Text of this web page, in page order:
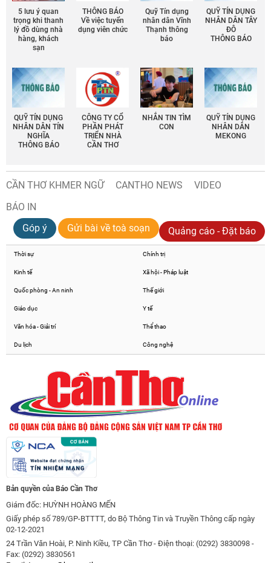
5 lưu ý quan
trọng khi thanh
lý đồ dùng nhà
hàng, khách
sạn
THÔNG BÁO
Về việc tuyển
dụng viên chức
Quỹ Tín dụng
nhân dân Vĩnh
Thạnh thông
báo
QUỸ TÍN DỤNG
NHÂN DÂN TÂY
ĐÔ
THÔNG BÁO
QUỸ TÍN DỤNG
NHÂN DÂN TÍN
NGHĨA
THÔNG BÁO
CÔNG TY CỔ
PHẦN PHÁT
TRIỂN NHÀ
CẦN THƠ
NHẮN TIN TÌM
CON
QUỸ TÍN DỤNG
NHÂN DÂN
MEKONG
CẦN THƠ KHMER NGỮ CANTHO NEWS
VIDEO
BÁO IN
Góp ý
Gửi bài về toà soạn Quảng cáo - Đặt báo
Thời sự Chính trị
Kinh tế Xã hội - Pháp luật
Quốc phòng - An ninh Thế giới
Giáo dục Y tế
Văn hóa - Giải trí Thể thao
Du lịch Công nghệ
Bản quyền của Báo Cần Thơ
Giám đốc: HUỲNH HOÀNG MẾN
Giấy phép số 789/GP-BTTTT, do Bộ Thông Tin và Truyền Thông cấp ngày
02-12-2021
24 Trần Văn Hoài, P. Ninh Kiều, TP Cần Thơ - Điện thoại: (0292) 3830098 -
Fax: (0292) 3830561